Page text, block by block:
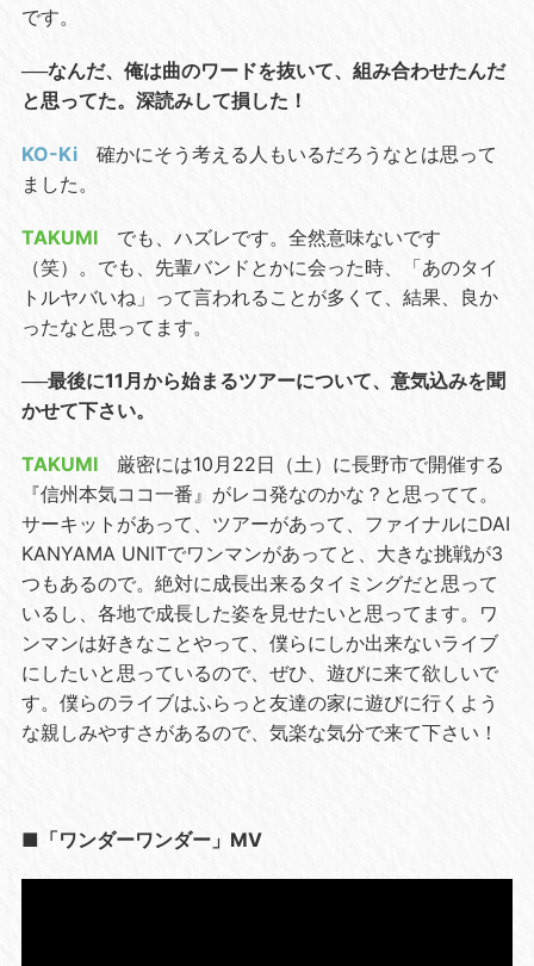
です。
──なんだ、俺は曲のワードを抜いて、組み合わせたんだ
と思ってた。深読みして損した！
KO-Ki確かにそう考える人もいるだろうなとは思って
ました。
TAKUMIでも、ハズレです。全然意味ないです
（笑）。でも、先輩バンドとかに会った時、「あのタイ
トルヤバいね」って言われることが多くて、結果、良か
ったなと思ってます。
──最後に11月から始まるツアーについて、意気込みを聞
かせて下さい。
TAKUMI厳密には10月22日（土）に長野市で開催する
『信州本気ココ一番』がレコ発なのかな？と思ってて。
サーキットがあって、ツアーがあって、ファイナルにDAI
KANYAMA UNITでワンマンがあってと、大きな挑戦が3
つもあるので。絶対に成長出来るタイミングだと思って
いるし、各地で成長した姿を見せたいと思ってます。ワ
ンマンは好きなことやって、僕らにしか出来ないライブ
にしたいと思っているので、ぜひ、遊びに来て欲しいで
す。僕らのライブはふらっと友達の家に遊びに行くよう
な親しみやすさがあるので、気楽な気分で来て下さい！
■「ワンダーワンダー」MV